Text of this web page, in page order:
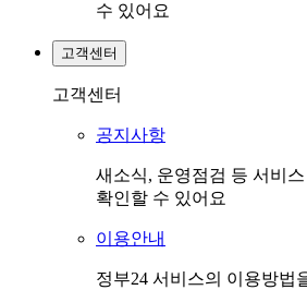
수 있어요
고객센터
고객센터
공지사항
새소식, 운영점검 등 서비
확인할 수 있어요
이용안내
정부24 서비스의 이용방법